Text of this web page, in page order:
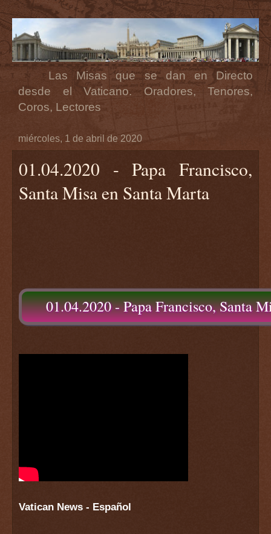
Las Misas que se dan en Directo
desde el Vaticano. Oradores, Tenores,
Coros, Lectores
miércoles, 1 de abril de 2020
01.04.2020 - Papa Francisco,
Santa Misa en Santa Marta
01.04.2020 - Papa Francisco, Santa
Vatican News - Español